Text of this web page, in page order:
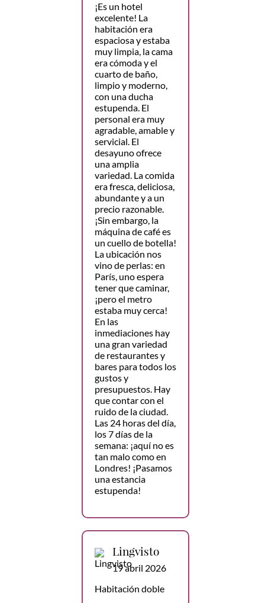
¡Es un hotel
excelente! La
habitación era
espaciosa y estaba
muy limpia, la cama
era cómoda y el
cuarto de baño,
limpio y moderno,
con una ducha
estupenda. El
personal era muy
agradable, amable y
servicial. El
desayuno ofrece
una amplia
variedad. La comida
era fresca, deliciosa,
abundante y a un
precio razonable.
¡Sin embargo, la
máquina de café es
un cuello de botella!
La ubicación nos
vino de perlas: en
París, uno espera
tener que caminar,
¡pero el metro
estaba muy cerca!
En las
inmediaciones hay
una gran variedad
de restaurantes y
bares para todos los
gustos y
presupuestos. Hay
que contar con el
ruido de la ciudad.
Las 24 horas del día,
los 7 días de la
semana: ¡aquí no es
tan malo como en
Londres! ¡Pasamos
una estancia
estupenda!
Lingvisto
19 abril 2026
Habitación doble